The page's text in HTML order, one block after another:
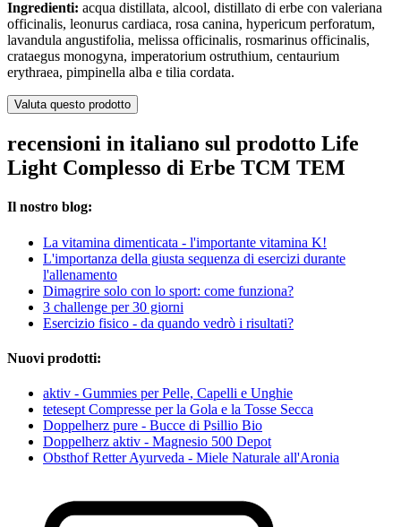
Ingredienti: acqua distillata, alcool, distillato di erbe con valeriana
officinalis, leonurus cardiaca, rosa canina, hypericum perforatum,
lavandula angustifolia, melissa officinalis, rosmarinus officinalis,
crataegus monogyna, imperatorium ostruthium, centaurium
erythraea, pimpinella alba e tilia cordata.
Valuta questo prodotto
recensioni in italiano sul prodotto Life
Light Complesso di Erbe TCM TEM
Il nostro blog:
La vitamina dimenticata - l'importante vitamina K!
L'importanza della giusta sequenza di esercizi durante
l'allenamento
Dimagrire solo con lo sport: come funziona?
3 challenge per 30 giorni
Esercizio fisico - da quando vedrò i risultati?
Nuovi prodotti:
aktiv - Gummies per Pelle, Capelli e Unghie
tetesept Compresse per la Gola e la Tosse Secca
Doppelherz pure - Bucce di Psillio Bio
Doppelherz aktiv - Magnesio 500 Depot
Obsthof Retter Ayurveda - Miele Naturale all'Aronia